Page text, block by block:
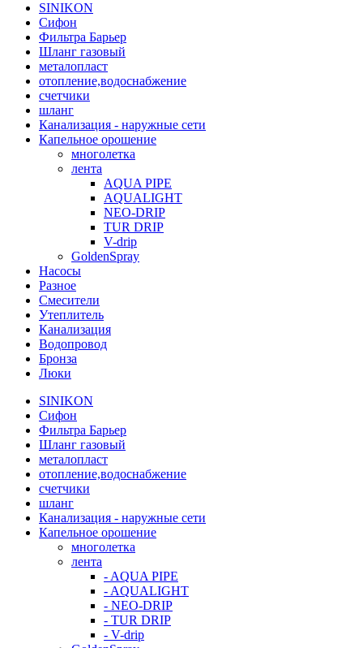
SINIKON
Сифон
Фильтра Барьер
Шланг газовый
металопласт
отопление,водоснабжение
счетчики
шланг
Канализация - наружные сети
Капельное орошение
многолетка
лента
AQUA PIPE
AQUALIGHT
NEO-DRIP
TUR DRIP
V-drip
GoldenSpray
Насосы
Разное
Смесители
Утеплитель
Канализация
Водопровод
Бронза
Люки
SINIKON
Сифон
Фильтра Барьер
Шланг газовый
металопласт
отопление,водоснабжение
счетчики
шланг
Канализация - наружные сети
Капельное орошение
многолетка
лента
- AQUA PIPE
- AQUALIGHT
- NEO-DRIP
- TUR DRIP
- V-drip